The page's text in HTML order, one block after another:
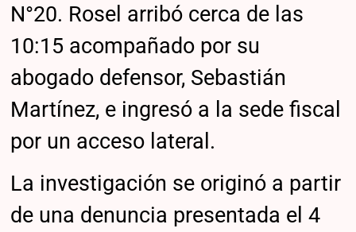
N°20. Rosel arribó cerca de las
10:15 acompañado por su
abogado defensor, Sebastián
Martínez, e ingresó a la sede fiscal
por un acceso lateral.
La investigación se originó a partir
de una denuncia presentada el 4